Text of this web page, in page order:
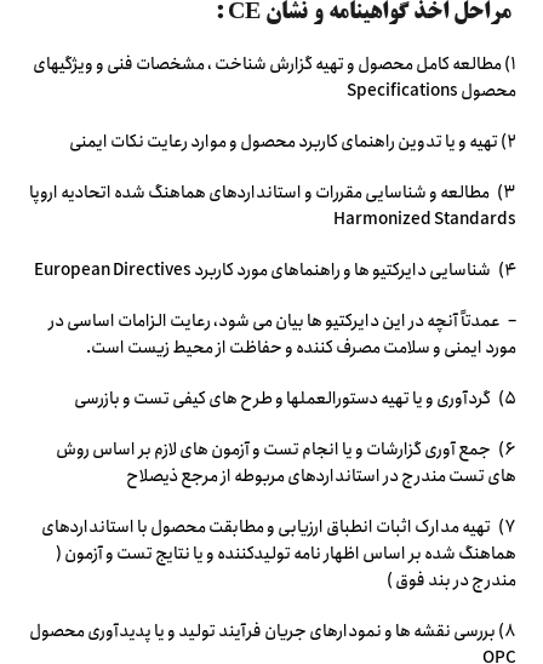
مراحل اخذ گواهینامه و نشان CE :
۱) مطالعه کامل محصول و تهیه گزارش شناخت ، مشخصات فنی و ویژگیهای
محصول Specifications
۲) تهیه و یا تدوین راهنمای کاربرد محصول و موارد رعایت نکات ایمنی
۳) مطالعه و شناسایی مقررات و استانداردهای هماهنگ شده اتحادیه اروپا
Harmonized Standards
۴) شناسایی دایرکتیو ها و راهنماهای مورد کاربرد European Directives
– عمدتاً آنچه در این دایرکتیو ها بیان می شود، رعایت الزامات اساسی در
مورد ایمنی و سلامت مصرف کننده و حفاظت از محیط زیست است.
۵) گردآوری و یا تهیه دستورالعملها و طرح های کیفی تست و بازرسی
۶) جمع آوری گزارشات و یا انجام تست و آزمون های لازم بر اساس روش
های تست مندرج در استانداردهای مربوطه از مرجع ذیصلاح
۷) تهیه مدارک اثبات انطباق ارزیابی و مطابقت محصول با استانداردهای
هماهنگ شده بر اساس اظهار نامه تولیدکننده و یا نتایج تست و آزمون (
مندرج در بند فوق )
۸) بررسی نقشه ها و نمودارهای جریان فرآیند تولید و یا پدیدآوری محصول
OPC